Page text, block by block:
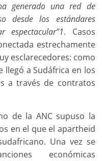
generado una red de
desde los estándares
espectacular”1. Casos
estrechamente
esclarecedores: como
llegó a Sudáfrica en los
a través de contratos
de la ANC supuso la
en el que el apartheid
Una vez se
económicas